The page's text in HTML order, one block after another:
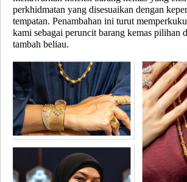
perkhidmatan yang disesuaikan dengan
tempatan. Penambahan ini turut
kami sebagai peruncit barang kemas pilihan
tambah beliau.